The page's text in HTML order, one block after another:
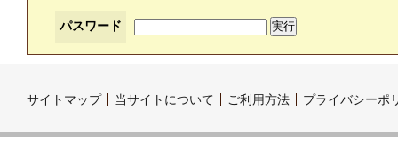
パスワード
サイトマップ 当サイトについて ご利用方法 プライバシーポ